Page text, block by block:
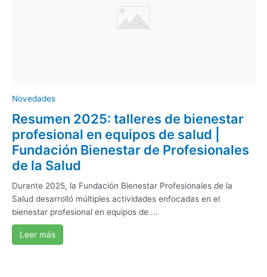
Novedades
Resumen 2025: talleres de bienestar
profesional en equipos de salud |
Fundación Bienestar de Profesionales
de la Salud
Durante 2025, la Fundación Bienestar Profesionales de la
Salud desarrolló múltiples actividades enfocadas en el
bienestar profesional en equipos de ...
Leer más